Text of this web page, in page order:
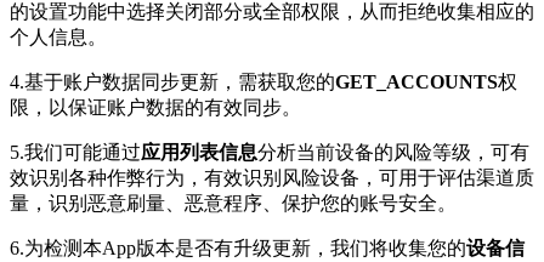
的设置功能中选择关闭部分或全部权限，从而拒绝收集相应的
个人信息。
4.基于账户数据同步更新，需获取您的GET_ACCOUNTS权
限，以保证账户数据的有效同步。
5.我们可能通过应用列表信息分析当前设备的风险等级，可有
效识别各种作弊行为，有效识别风险设备，可用于评估渠道质
量，识别恶意刷量、恶意程序、保护您的账号安全。
6.为检测本App版本是否有升级更新，我们将收集您的设备信